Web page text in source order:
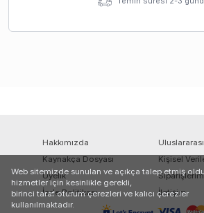
Hakkımızda
Kaynakça Dosyası
Kişisel
Üyelik
Siparişlerim
İade Politikası
İletişim
Web sitemizde sunulan ve açıkça talep etmiş
hizmetler için kesinlikle gerekli,
birinci taraf oturum çerezleri ve kalıcı çerezler
kullanılmaktadır.